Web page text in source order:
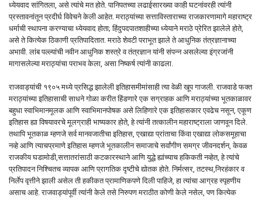
ध्येयवाद सांगितला, असे त्यांचे मत होते. पानिपतच्या लढाईसारख्या काही घटनांवरही त्यांनी
प्रस्तावनांतून प्रदीर्घ विवेचने केली आहेत. मराठ्यांच्या सत्ताविस्ताराच्या राजकारणामागे महाराष्ट्र
धर्माची स्थापना करण्याचा ध्येयवाद होता; हिंदुपदपातशाहीच्या ध्येयाने मराठे प्रेरित झालेले होते,
असे ते कित्येक ठिकाणी प्रतिपादितात. मराठे शेवटी पराभूत झाले ते आधुनिक तंत्रज्ञानाच्या
अभावी. लांब पल्ल्यांची नवीन आधुनिक शस्त्रे व तंत्रज्ञान यांनी संपन्न असलेल्या इंग्रजांनी
मागासलेल्या मराठ्यांचा पराभव केला, असा निष्कर्ष त्यांनी काढला.
राजवाड्यांची १९०५ मध्ये प्रसिद्ध झालेली इतिहासमीमांसाही त्या वेळी खूप गाजली. राजवाडे फक्त
मराठ्यांच्या इतिहासाची साधने गोळा करीत हिंडणारे एक सग्राहक आणि मराठ्यांच्या भूतकाळावर
बहुधा स्वाभिमानमूलक आणि स्वाभिमानपोषक असे लिहिणारे एक इतिहासकार एवढेच नसून, एकूण
इतिहास ह्या विषयावरचे मूलग्राही भाष्यकार होते, हे त्यांनी तत्कालीन महाराष्ट्राला जाणवून दिले.
तथापि भूतकाळ म्हणजे सर्व मानवजातीचा इतिहास, एखाद्या प्रांताचा किंवा एखाद्या लोकसमूहाचा
नव्हे आणि त्याचप्रमाणे इतिहास म्हणजे भूतकालीन समाजाचे सर्वांगीण समग्र जीवनदर्शन, केवळ
राजकीय घडामोडी,सत्तातरांसाठी कटकारस्थाने आणि युद्धे ह्यांच्याच हकिकती नव्हेत, हे त्यांचे
प्रतिपादन निश्चितच व्यापक आणि प्रागतिक दृष्टीचे द्योतक होते. निर्मत्सर, तटस्थ,निरहंकार व
निर्लेप वृत्तीने झाली असेल ती हकीकत प्रामाणिकपणे दिली पाहिजे, हा त्यांचा आग्रह स्पृहणीय
असाच आहे. राजवाड्यांपूर्वी त्यांनी केले तसे निरुपण मराठीत कोणी केले नसेल, पण कित्येक